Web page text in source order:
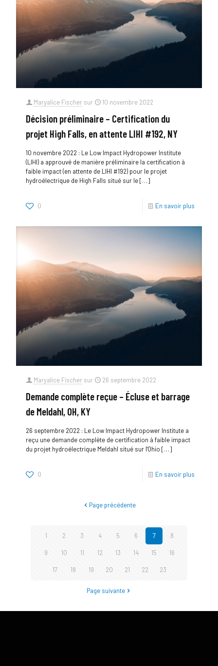
Maryalice Fischer sur 10 novembre 2022
Décision préliminaire – Certification du
projet High Falls, en attente LIHI #192, NY
10 novembre 2022 : Le Low Impact Hydropower Institute
(LIHI) a approuvé de manière préliminaire la certification à
faible impact (en attente de LIHI #192) pour le projet
hydroélectrique de High Falls situé sur le[…]
0 En savoir plus
Maryalice Fischer sur 26 septembre 2022
Demande complète reçue – Écluse et barrage
de Meldahl, OH, KY
26 septembre 2022 : Le Low Impact Hydropower Institute a
reçu une demande complète de certification à faible impact
du projet hydroélectrique Meldahl situé sur l'Ohio […]
0 En savoir plus
Page précédente
1 2 3 4 5 6 7 8
9 10 11 12 13 14 15 16
17 18 19 20 21 22 23
Page suivante